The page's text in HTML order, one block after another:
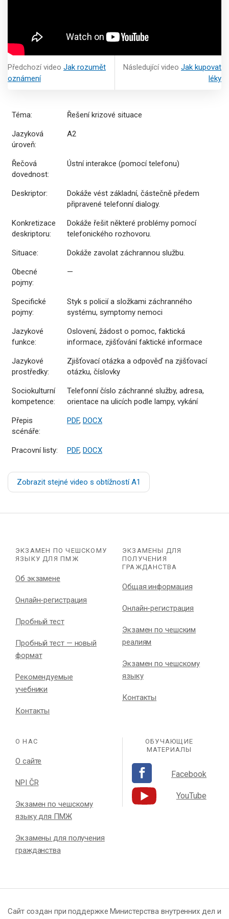
Předchozí video Jak rozumět
oznámení
Následující video Jak kupovat
léky
Téma: Řešení krizové situace
Jazyková
úroveň:
A2
Řečová
dovednost:
Ústní interakce (pomocí telefonu)
Deskriptor:
Dokáže vést základní, částečně předem
připravené telefonní dialogy.
Konkretizace
deskriptoru:
Dokáže řešit některé problémy pomocí
telefonického rozhovoru.
Situace: Dokáže zavolat záchrannou službu.
Obecné
pojmy:
—
Specifické
pojmy:
Styk s policií a složkami záchranného
systému, symptomy nemoci
Jazykové
funkce:
Oslovení, žádost o pomoc, faktická
informace, zjišťování faktické informace
Jazykové
prostředky:
Zjišťovací otázka a odpověď na zjišťovací
otázku, číslovky
Sociokulturní
kompetence:
Telefonní číslo záchranné služby, adresa,
orientace na ulicích podle lampy, vykání
Přepis
scénáře:
PDF, DOCX
Pracovní listy: PDF, DOCX
Zobrazit stejné video s obtížností A1
ЭКЗАМЕН ПО ЧЕШСКОМУ
ЯЗЫКУ ДЛЯ ПМЖ
Об экзамене
Онлайн-регистрация
Пробный тест
Пробный тест — новый
формат
Рекомендуемые
учебники
Контакты
ЭКЗАМЕНЫ ДЛЯ
ПОЛУЧЕНИЯ
ГРАЖДАНСТВА
Общая информация
Онлайн-регистрация
Экзамен по чешским
реалиям
Экзамен по чешскому
языку
Контакты
О НАС
О сайте
NPI ČR
Экзамен по чешскому
языку для ПМЖ
Экзамены для получения
гражданства
ОБУЧАЮЩИЕ
МАТЕРИАЛЫ
Facebook
YouTube
Сайт создан при поддержке Министерства внутренних дел и